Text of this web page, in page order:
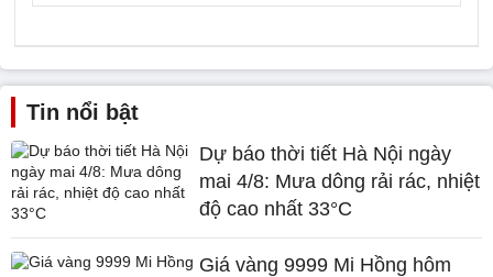
Tin nổi bật
Dự báo thời tiết Hà Nội ngày
mai 4/8: Mưa dông rải rác, nhiệt
độ cao nhất 33°C
Giá vàng 9999 Mi Hồng hôm